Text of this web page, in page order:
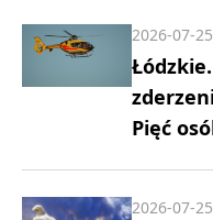
Pięć
2026-07-
2026-07-